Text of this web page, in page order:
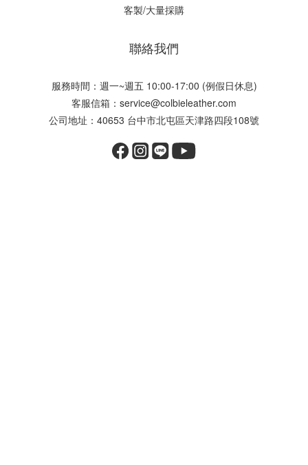
客製/大量採購
聯絡我們
服務時間：週一~週五 10:00-17:00 (例假日休息)
客服信箱：service@colbieleather.com
公司地址：40653 台中市北屯區天津路四段108號